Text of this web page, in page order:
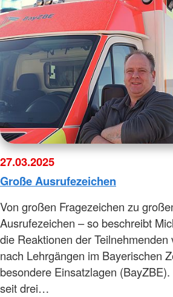
27.03.2025
Große Ausrufezeichen
Von großen Fragezeichen zu
Ausrufezeichen – so beschreibt
die Reaktionen der Teilnehmenden
nach Lehrgängen im Bayerischen
besondere Einsatzlagen
seit drei…